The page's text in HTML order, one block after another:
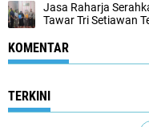
Jasa Raharja
Tawar Tri Setiawan
KOMENTAR
TERKINI